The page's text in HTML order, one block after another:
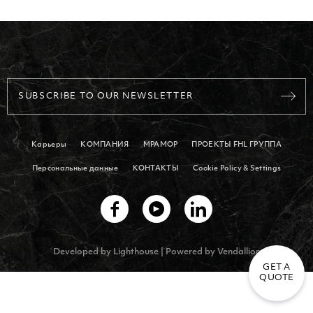
СКУЛЬПТУРЫ
GET A
QUOTE
SUBSCRIBE TO OUR NEWSLETTER
Карьеры КОМПАНИЯ МРАМОР ПРОЕКТЫ FHL ГРУППА
Персональные данные КОНТАКТЫ Cookie Policy & Settings
Developed by Lighthouse| Powered by Vendallion